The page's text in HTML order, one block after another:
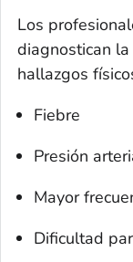
Los
diagnostican
hallazgos
Fiebre
Presión
Mayor
Dificultad